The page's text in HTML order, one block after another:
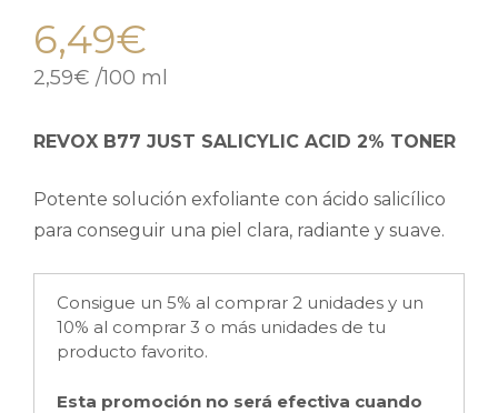
6,49€
2,59€ /100 ml
REVOX B77 JUST SALICYLIC ACID 2% TONER
Potente solución exfoliante con ácido salicílico
para conseguir una piel clara, radiante y suave.
Consigue un 5% al comprar 2 unidades y un
10% al comprar 3 o más unidades de tu
producto favorito.
Esta promoción no será efectiva cuando